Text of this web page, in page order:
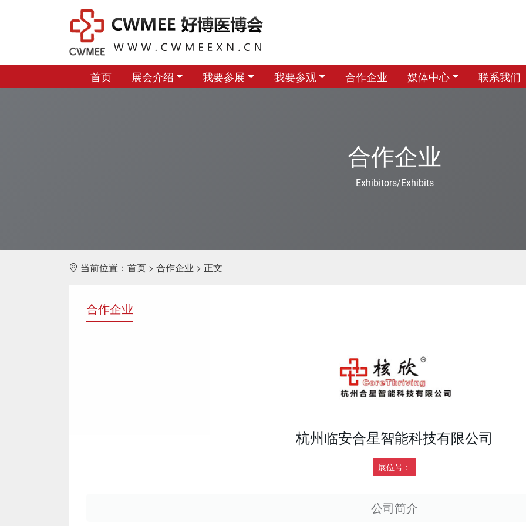
首页 展会介绍 我要参展 我要参观 合作企业 媒体中心 联系我们
合作企业
Exhibitors/Exhibits
当前位置： 首页 > 合作企业 > 正文
合作企业
杭州临安合星智能科技有限公司
展位号：
公司简介